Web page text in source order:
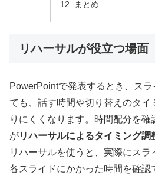
まとめ
リハーサルが役立つ場面
PowerPointで発表するとき、ス
ても、話す時間や切り替えのタイ
りにくくなります。時間配分を
がリハーサルによるタイミング調
リハーサルを使うと、実際にスラ
各スライドにかかった時間を確認